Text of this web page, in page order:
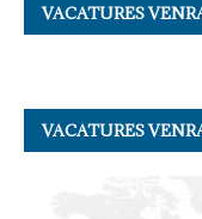
VACATURES
VACATURES